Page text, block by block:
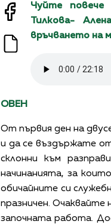
Чуйте
Тилкова-
връчването на
ОВЕН
От първия ден на
и да се въздържате
склонни към
начинанията, за
обичайните си
празничен. Очаквайте
започната работа.